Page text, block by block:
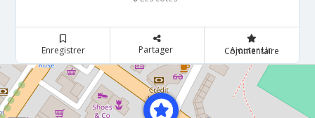
Enregistrer Partager Ajouter Un Commentaire